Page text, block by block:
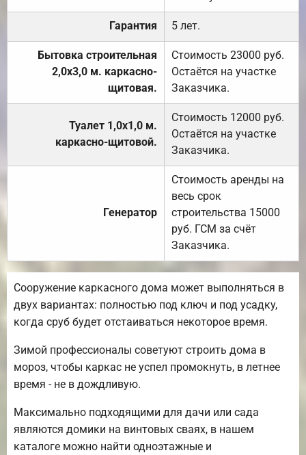
Гарантия 5 лет.
Бытовка строительная
2,0х3,0 м. каркасно-
щитовая.
Стоимость 23000 руб.
Остаётся на участке
Заказчика.
Туалет 1,0х1,0 м.
каркасно-щитовой.
Стоимость 12000 руб.
Остаётся на участке
Заказчика.
Генератор
Стоимость аренды на
весь срок
строительства 15000
руб. ГСМ за счёт
Заказчика.
Сооружение каркасного дома может выполняться в
двух вариантах: полностью под ключ и под усадку,
когда сруб будет отстаиваться некоторое время.
Зимой профессионалы советуют строить дома в
мороз, чтобы каркас не успел промокнуть, в летнее
время - не в дождливую.
Максимально подходящими для дачи или сада
являются домики на винтовых сваях, в нашем
каталоге можно найти одноэтажные и